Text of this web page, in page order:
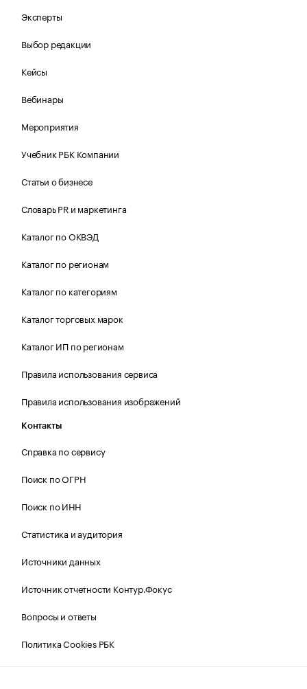
Эксперты
Выбор редакции
Кейсы
Вебинары
Мероприятия
Учебник РБК Компании
Статьи о бизнесе
Словарь PR и маркетинга
Каталог по ОКВЭД
Каталог по регионам
Каталог по категориям
Каталог торговых марок
Каталог ИП по регионам
Правила использования сервиса
Правила использования изображений
Контакты
Справка по сервису
Поиск по ОГРН
Поиск по ИНН
Статистика и аудитория
Источники данных
Источник отчетности Контур.Фокус
Вопросы и ответы
Политика Cookies РБК